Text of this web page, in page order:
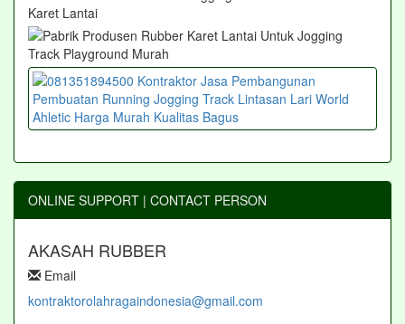
ONLINE SUPPORT | CONTACT PERSON
AKASAH RUBBER
Email
kontraktorolahragaindonesia@gmail.com